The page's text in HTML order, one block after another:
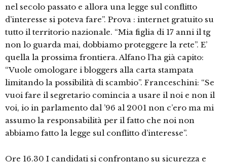
nel secolo passato e allora una legge sul conflitto
d’interesse si poteva fare”. Prova : internet gratuito su
tutto il territorio nazionale. “Mia figlia di 17 anni il tg
non lo guarda mai, dobbiamo proteggere la rete”. E’
quella la prossima frontiera. Alfano l’ha già capito:
“Vuole omologare i bloggers alla carta stampata
limitando la possibilità di scambio”. Franceschini: “Se
vuoi fare il segretario comincia a usare il noi e non il
voi, io in parlamento dal ’96 al 2001 non c’ero ma mi
assumo la responsabilità per il fatto che noi non
abbiamo fatto la legge sul conflitto d’interesse”.
Ore 16.30 I candidati si confrontano su sicurezza e